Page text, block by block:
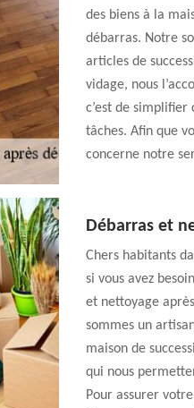
des biens à la
débarras. Notre
articles de
vidage, nous
c’est de simplifier
tâches. Afin que
concerne notre
Débarras et
Chers habitants
si vous avez
et nettoyage
sommes un
maison de
qui nous
Pour assurer